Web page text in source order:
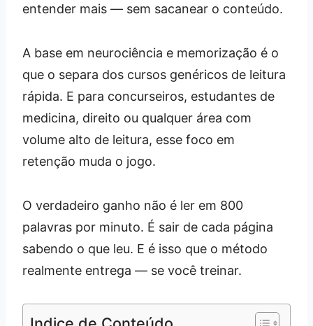
entender mais — sem sacanear o conteúdo.
A base em neurociência e memorização é o
que o separa dos cursos genéricos de leitura
rápida. E para concurseiros, estudantes de
medicina, direito ou qualquer área com
volume alto de leitura, esse foco em
retenção muda o jogo.
O verdadeiro ganho não é ler em 800
palavras por minuto. É sair de cada página
sabendo o que leu. E é isso que o método
realmente entrega — se você treinar.